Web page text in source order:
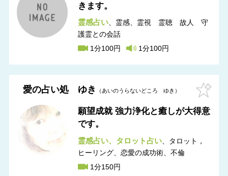
きます。
霊感占い 霊感
霊視 霊聴 故人 守
護霊との会話
1分100円
1分100円
愛の占い処 ゆき あいのうらないどころ ゆき
願望成就 強力浄化と癒しが大得意
です。
霊感占い タロット占い
タロット，
ヒーリング
恋愛の成功術、不倫
1分150円